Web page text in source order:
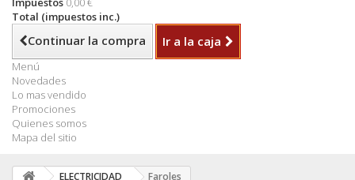
Total (impuestos inc.)
Continuar la compra Ir a la caja
Menú
Novedades
Lo mas vendido
Promociones
Quienes somos
Mapa del sitio
ELECTRICIDAD Faroles